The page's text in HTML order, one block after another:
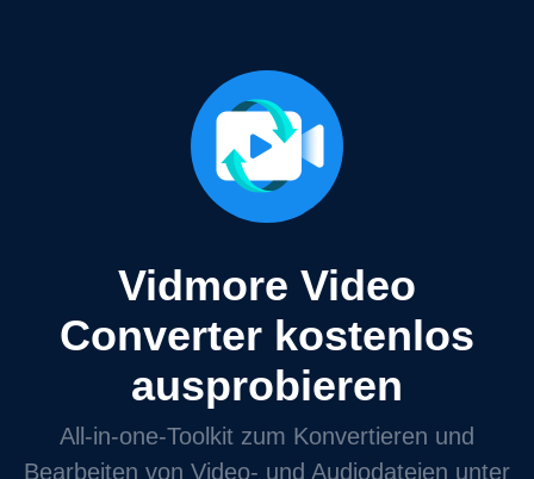
Vidmore Video
Converter kostenlos
ausprobieren
All-in-one-Toolkit zum Konvertieren und
Bearbeiten von Video- und Audiodateien unter